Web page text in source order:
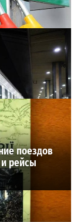
на АЗС
поездов
рейсы